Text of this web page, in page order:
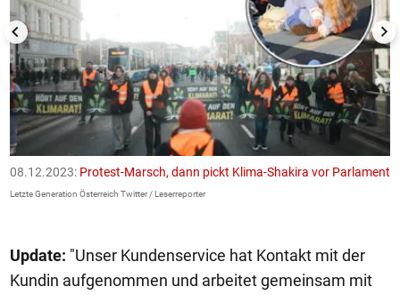
08.12.2023: Protest-Marsch, dann pickt Klima-Shakira vor Parlament
Letzte Generation Österreich Twitter / Leserreporter
Update: "Unser Kundenservice hat Kontakt mit der
Kundin aufgenommen und arbeitet gemeinsam mit